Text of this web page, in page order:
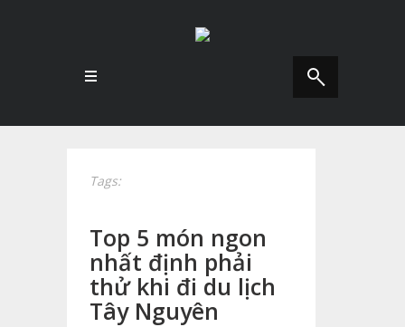
Tags:
Top 5 món ngon
nhất định phải
thử khi đi du lịch
Tây Nguyên